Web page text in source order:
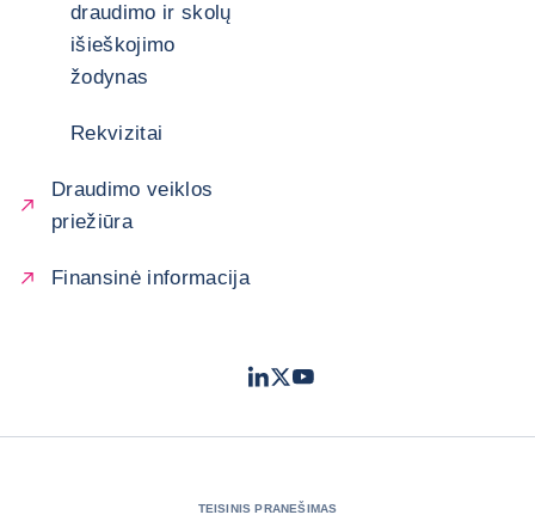
draudimo ir skolų
išieškojimo
žodynas
Rekvizitai
Draudimo veiklos
priežiūra
Finansinė informacija
LinkedIn
TwitterYoutube
TEISINIS PRANEŠIMAS